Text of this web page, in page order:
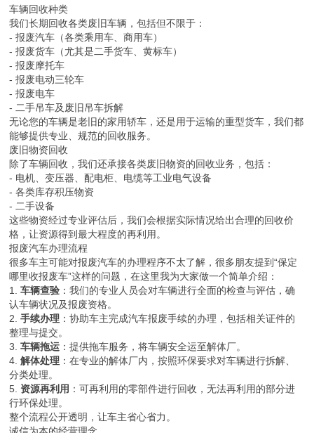
但随着时间流逝，这些车辆终究会迎来退役的时刻。在保定地区，有
这样一家企业，十余年来专注于废旧车辆的回收与处理，用专业与诚
信守护着每一辆车最后的尊严，这就是我们——一家专业的报废车回
收公司。
车辆也有生命周期
汽车虽然是钢铁铸就的机械，却也如同生命一般，有着自己的成长与
衰老过程。当一辆汽车行驶过数十万公里的路程，经历过无数次出发
与抵达，它的零部件会逐渐磨损，性能会逐步下降，最终达到服役的
终点。此时，将这辆车交给专业的回收机构，不仅是对自己负责，更
是对道路安全和环境保护的贡献。
早期的报废汽车回收，人们往往只能得到寥寥数百元的补偿，车辆的
剩余价值被严重低估。但如今，随着相关法规的调整与完善，报废汽
车回收迎来了新的春天。特别是今年六月份，新的报废汽车回收规定
正式实施后，我们的废旧汽车终于不再是“白菜价”了。这一变化不仅
体现了对车主权益的尊重，也推动了整个行业的规范化发展。